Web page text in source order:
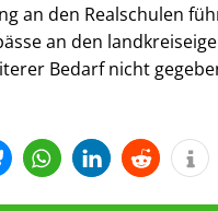
an den Realschulen
an den
Bedarf nicht